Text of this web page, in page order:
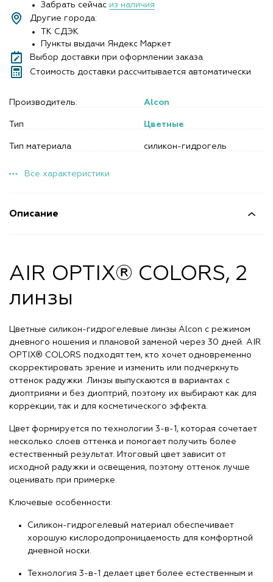
Описание
AIR OPTIX® COLORS, 2
линзы
Цветные силикон-гидрогелевые линзы Alcon с режимом
дневного ношения и плановой заменой через 30 дней. AIR
OPTIX® COLORS подходят тем, кто хочет одновременно
скорректировать зрение и изменить или подчеркнуть
оттенок радужки. Линзы выпускаются в вариантах с
диоптриями и без диоптрий, поэтому их выбирают как для
коррекции, так и для косметического эффекта.
Цвет формируется по технологии 3-в-1, которая сочетает
несколько слоев оттенка и помогает получить более
естественный результат. Итоговый цвет зависит от
исходной радужки и освещения, поэтому оттенок лучше
оценивать при примерке.
Ключевые особенности:
Силикон-гидрогелевый материал обеспечивает
хорошую кислородопроницаемость для комфортной
дневной носки.
Технология 3-в-1 делает цвет более естественным и
Забрать сейчас из наличия
Другие города:
ТК СДЭК
Пункты выдачи Яндекс Маркет
Выбор доставки при оформлении заказа
Стоимость доставки рассчитывается автоматически
Производитель: Alcon
Тип Цветные
Тип материала силикон-гидрогель
Все характеристики